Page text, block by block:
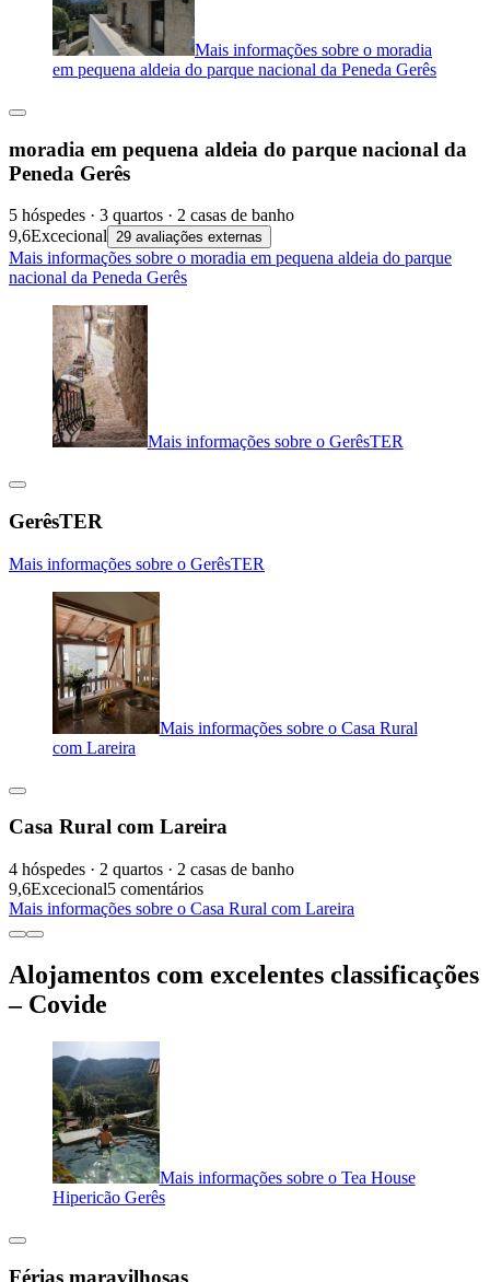
Mais informações sobre o moradia
em pequena aldeia do parque nacional da Peneda Gerês
moradia em pequena aldeia do parque nacional da
Peneda Gerês
5 hóspedes · 3 quartos · 2 casas de banho
9,6Excecional 29 avaliações externas
Mais informações sobre o moradia em pequena aldeia do parque
nacional da Peneda Gerês
Mais informações sobre o GerêsTER
GerêsTER
Mais informações sobre o GerêsTER
Mais informações sobre o Casa Rural
com Lareira
Casa Rural com Lareira
4 hóspedes · 2 quartos · 2 casas de banho
9,6Excecional5 comentários
Mais informações sobre o Casa Rural com Lareira
Alojamentos com excelentes classificações
– Covide
Mais informações sobre o Tea House
Hipericão Gerês
Férias maravilhosas